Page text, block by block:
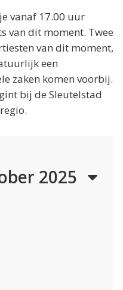
vanaf 17.00 uur
van dit moment. Twee
van dit moment,
een
zaken komen voorbij.
bij de Sleutelstad
2025